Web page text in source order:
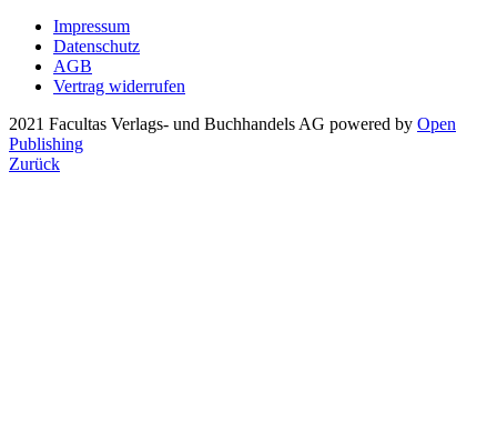
Impressum
Datenschutz
AGB
Vertrag widerrufen
2021 Facultas Verlags- und Buchhandels AG powered by Open
Publishing
Zurück